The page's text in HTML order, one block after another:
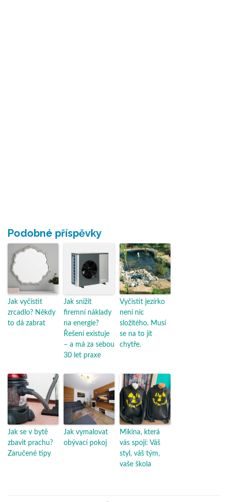
Podobné příspěvky
Jak vyčistit
zrcadlo? Někdy
to dá zabrat
Jak snížit
firemní náklady
na energie?
Řešení existuje
– a má za sebou
30 let praxe
Vyčistit jezírko
není nic
složitého. Musí
se na to jít
chytře.
Jak se v bytě
zbavit prachu?
Zaručené tipy
Jak vymalovat
obývací pokoj
Mikina, která
vás spojí: Váš
styl, váš tým,
vaše škola